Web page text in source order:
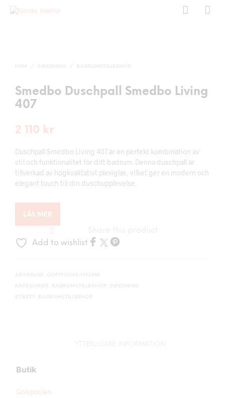
Smedbo Duschpall Smedbo Living
407
2 110 kr
Duschpall Smedbo Living 407 är en perfekt kombination av
stil och funktionalitet för ditt badrum. Denna duschpall är
tillverkad av högkvalitativt plexiglas, vilket ger en modern och
elegant touch till din duschupplevelse.
LÄS MER
Add to wishlist
Butik
Golvpoolen